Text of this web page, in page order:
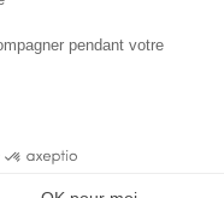
de vente
Jobs